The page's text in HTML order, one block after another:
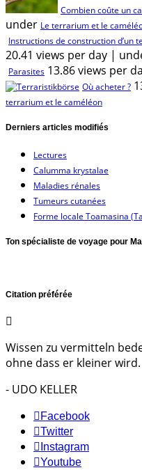
Combien coûte un
under Le terrarium et le
Instructions de construction d’un
20.41 views per day |
Parasites 13.86 views per
Où acheter ?
terrarium et le caméléon
Derniers articles modifiés
Lectures
Calumma krystalae
Maladies rénales
Tumeurs cutanées
Forme locale Toamasina
Ton spécialiste de voyage pour
Citation préférée
Wissen zu vermitteln
ohne dass er kleiner wird.
- UDO KELLER
Facebook
Twitter
Instagram
Youtube